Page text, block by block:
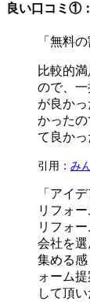
良い口コミ①
「無料
比較的
ので、
が良か
かった
て良かっ
引用： み
「アイ
リフォ
リフォ
会社を
集める
ォーム
して頂